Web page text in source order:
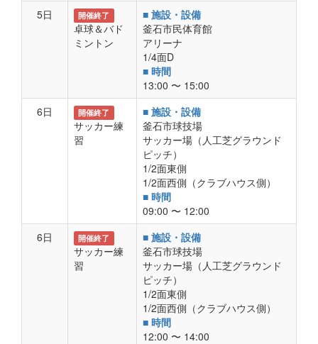
5日
開催終了
卓球＆バド
ミントン
■ 施設・設備
釜石市民体育館
アリーナ
1/4面D
■ 時間
13:00 〜 15:00
6日
開催終了
サッカー練
習
■ 施設・設備
釜石市球技場
サッカー場（人工芝グラウンド
ピッチ）
1/2面東側
1/2面西側（クラブハウス側）
■ 時間
09:00 〜 12:00
6日
開催終了
サッカー練
習
■ 施設・設備
釜石市球技場
サッカー場（人工芝グラウンド
ピッチ）
1/2面東側
1/2面西側（クラブハウス側）
■ 時間
12:00 〜 14:00